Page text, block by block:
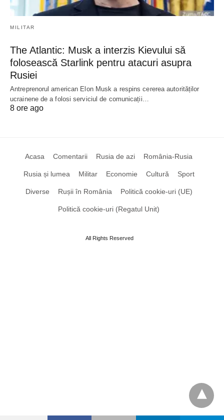
MILITAR
The Atlantic: Musk a interzis Kievului să
folosească Starlink pentru atacuri asupra
Rusiei
Antreprenorul american Elon Musk a respins cererea autorităților
ucrainene de a folosi serviciul de comunicații…
8 ore ago
Acasa Comentarii Rusia de azi România-Rusia
Rusia și lumea Militar Economie Cultură Sport
Diverse Rușii în România Politică cookie-uri (UE)
Politică cookie-uri (Regatul Unit)
All Rights Reserved